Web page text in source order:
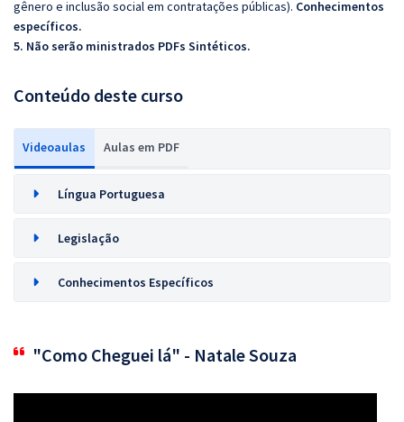
gênero e inclusão social em contratações públicas). Conhecimentos
específicos.
5. Não serão ministrados PDFs Sintéticos.
Conteúdo deste curso
Videoaulas Aulas em PDF
Língua Portuguesa
Legislação
Conhecimentos Específicos
"Como Cheguei lá" - Natale Souza